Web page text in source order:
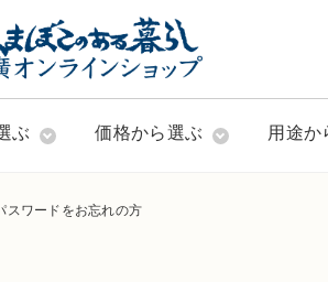
ぶ 価格から選ぶ 用途か
スワードをお忘れの方